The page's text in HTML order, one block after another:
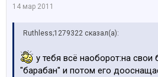
14 мар 2011
Ruthless;1279322 сказал(а):
у тебя всё наоборот:на свои
"барабан" и потом его